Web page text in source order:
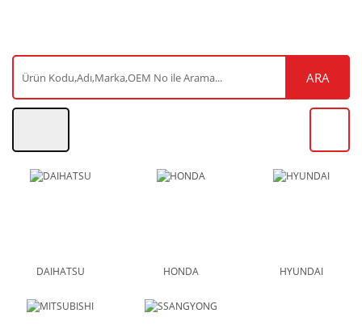
ARA
DAIHATSU HONDA HYUNDAI